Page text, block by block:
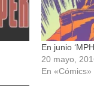
En junio
20 mayo,
En «Cómics»